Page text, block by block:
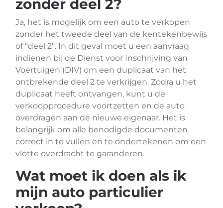
zonder deel 2?
Ja, het is mogelijk om een auto te verkopen
zonder het tweede deel van de kentekenbewijs
of “deel 2”. In dit geval moet u een aanvraag
indienen bij de Dienst voor Inschrijving van
Voertuigen (DIV) om een duplicaat van het
ontbrekende deel 2 te verkrijgen. Zodra u het
duplicaat heeft ontvangen, kunt u de
verkoopprocedure voortzetten en de auto
overdragen aan de nieuwe eigenaar. Het is
belangrijk om alle benodigde documenten
correct in te vullen en te ondertekenen om een
vlotte overdracht te garanderen.
Wat moet ik doen als ik
mijn auto particulier